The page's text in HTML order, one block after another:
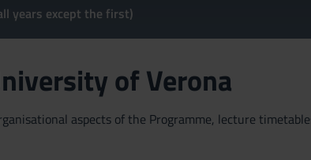
years except the first)
of Verona
aspects of the Programme, lecture